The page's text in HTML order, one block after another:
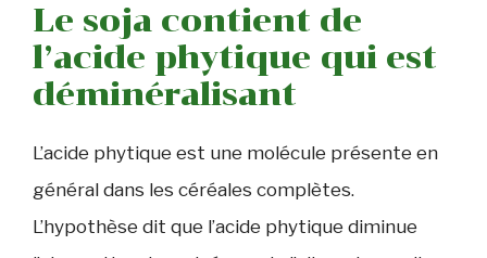
Le soja contient de
l’acide phytique qui est
déminéralisant
L’acide phytique est une molécule présente en
général dans les céréales complètes.
L’hypothèse dit que l’acide phytique diminue